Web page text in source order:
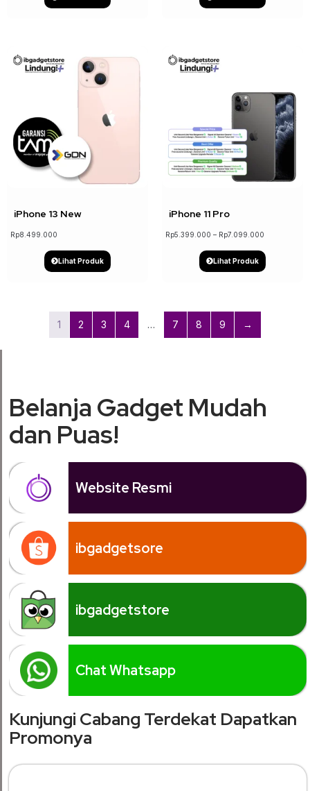
iPhone 13 New
Rp8.499.000
Lihat Produk
iPhone 11 Pro
Rp5.399.000 – Rp7.099.000
Lihat Produk
1 2 3 4 … 7 8 9 →
Belanja Gadget Mudah
dan Puas!
Website Resmi
ibgadgetsore
ibgadgetstore
Chat Whatsapp
Kunjungi Cabang Terdekat Dapatkan
Promonya